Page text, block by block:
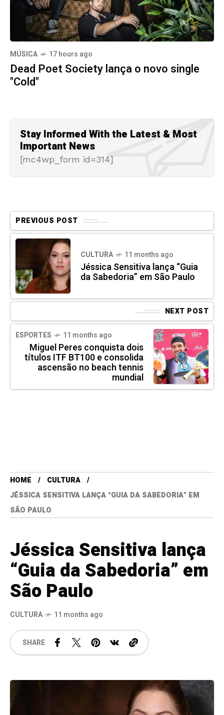
MÚSICA 17 hours ago
Dead Poet Society lança o novo single
"Cold"
Stay Informed With the Latest & Most
Important News
[mc4wp_form id=314]
PREVIOUS POST
CULTURA 11 months ago
Jéssica Sensitiva lança “Guia
da Sabedoria” em São Paulo
NEXT POST
ESPORTES 11 months ago
Miguel Peres conquista dois
títulos ITF BT100 e consolida
ascensão no beach tennis
mundial
HOME
CULTURA
JÉSSICA SENSITIVA LANÇA “GUIA DA SABEDORIA” EM
SÃO PAULO
Jéssica Sensitiva lança
“Guia da Sabedoria” em
São Paulo
CULTURA 11 months ago
SHARE